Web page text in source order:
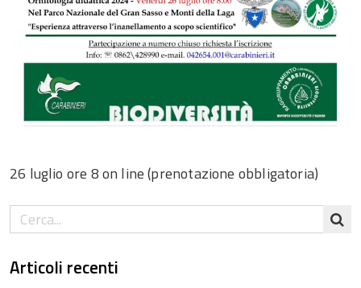
26 luglio ore 8 on line (prenotazione obbligatoria)
Articoli recenti